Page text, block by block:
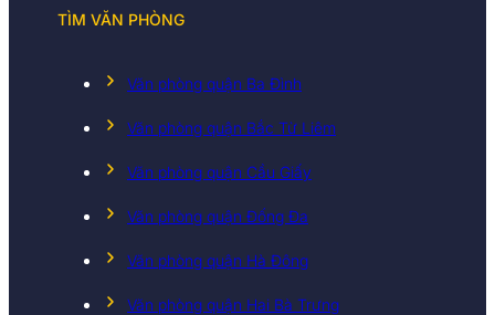
TÌM VĂN PHÒNG
Văn phòng quận Ba Đình
Văn phòng quận Bắc Từ Liêm
Văn phòng quận Cầu Giấy
Văn phòng quận Đống Đa
Văn phòng quận Hà Đông
Văn phòng quận Hai Bà Trưng